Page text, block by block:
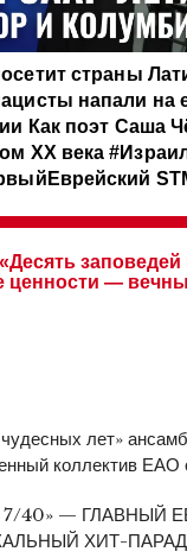
лет»
коллектив ЕАО
7/40» — ГЛАВНЫЙ
ХИТ-